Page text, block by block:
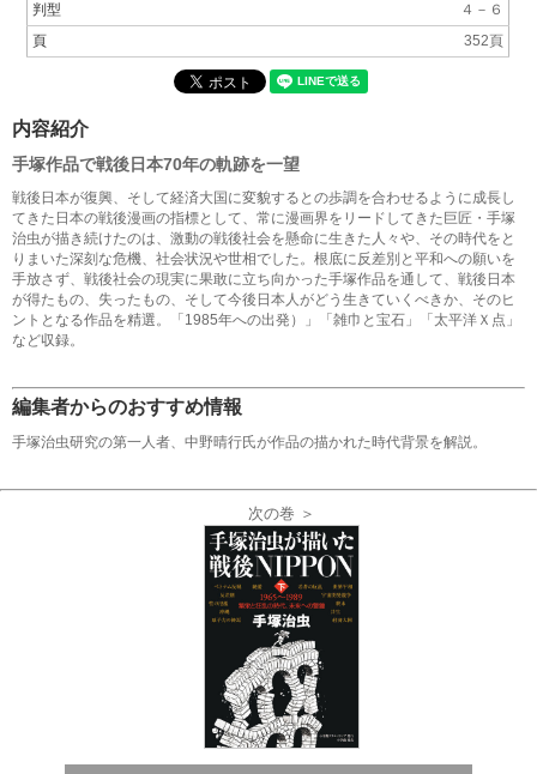
判型
４－６
頁
352頁
内容紹介
手塚作品で戦後日本70年の軌跡を一望
戦後日本が復興、そして経済大国に変貌するとの歩調を合わせるように成長し
てきた日本の戦後漫画の指標として、常に漫画界をリードしてきた巨匠・手塚
治虫が描き続けたのは、激動の戦後社会を懸命に生きた人々や、その時代をと
りまいた深刻な危機、社会状況や世相でした。根底に反差別と平和への願いを
手放さず、戦後社会の現実に果敢に立ち向かった手塚作品を通して、戦後日本
が得たもの、失ったもの、そして今後日本人がどう生きていくべきか、そのヒ
ントとなる作品を精選。「1985年への出発）」「雑巾と宝石」「太平洋Ｘ点」
など収録。
編集者からのおすすめ情報
手塚治虫研究の第一人者、中野晴行氏が作品の描かれた時代背景を解説。
次の巻 ＞